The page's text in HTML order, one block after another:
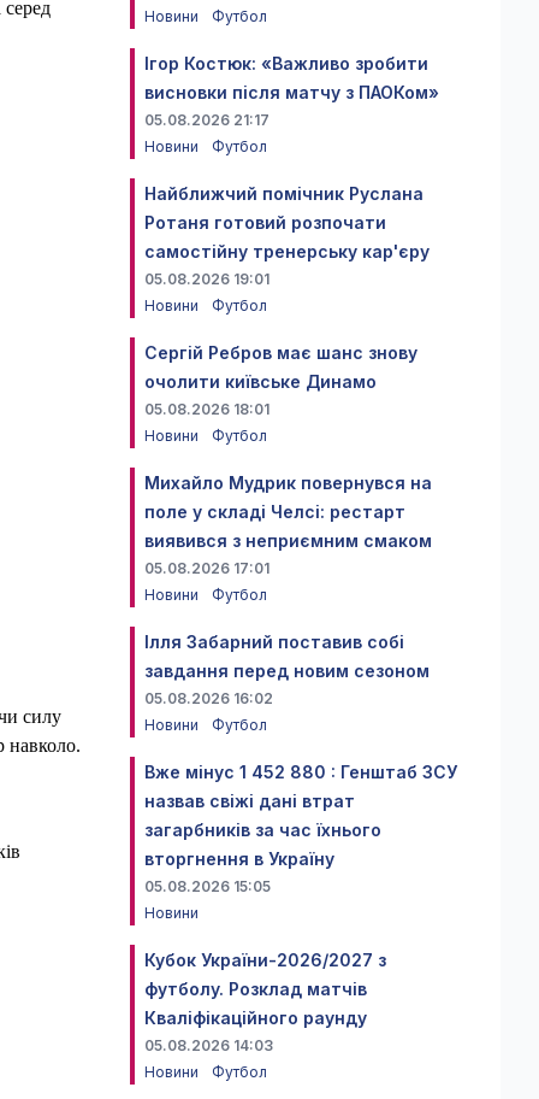
силу
навколо.
Новини Футбол
Ігор Костюк: «Важливо зробити
висновки після матчу з ПАОКом»
05.08.2026 21:17
Новини
Футбол
Найближчий помічник Руслана
Ротаня готовий розпочати
самостійну тренерську кар'єру
05.08.2026 19:01
Новини
Футбол
Сергій Ребров має шанс знову
очолити київське Динамо
05.08.2026 18:01
Новини
Футбол
Михайло Мудрик повернувся на
поле у складі Челсі: рестарт
виявився з неприємним смаком
05.08.2026 17:01
Новини
Футбол
Ілля Забарний поставив собі
завдання перед новим сезоном
05.08.2026 16:02
Новини
Футбол
Вже мінус 1 452 880 : Генштаб ЗСУ
назвав свіжі дані втрат
загарбників за час їхнього
вторгнення в Україну
05.08.2026 15:05
Новини
Кубок України-2026/2027 з
футболу. Розклад матчів
Кваліфікаційного раунду
05.08.2026 14:03
Новини
Футбол